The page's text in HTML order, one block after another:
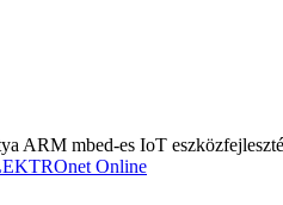
ARM mbed-es IoT
Online